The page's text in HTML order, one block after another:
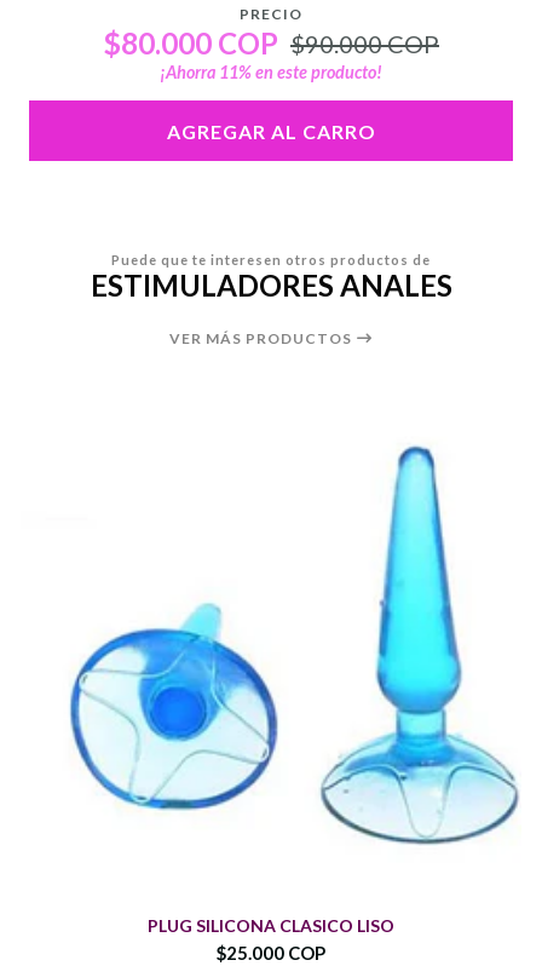
PRECIO
$80.000 COP $90.000 COP
¡Ahorra 11% en este producto!
AGREGAR AL CARRO
Puede que te interesen otros productos de
ESTIMULADORES ANALES
VER MÁS PRODUCTOS
PLUG SILICONA CLASICO LISO
$25.000 COP